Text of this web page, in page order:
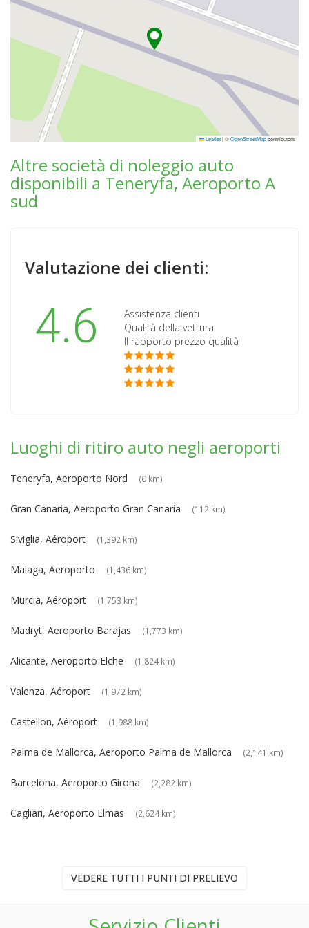
Leaflet|©OpenStreetMapcontributors
Altre società di noleggio auto
disponibili a Teneryfa, Aeroporto A
sud
Valutazione dei clienti:
4.6
Assistenza clienti
Qualità della vettura
Il rapporto prezzo qualità
Luoghi di ritiro auto negli aeroporti
Teneryfa, Aeroporto Nord (0 km)
Gran Canaria, Aeroporto Gran Canaria (112 km)
Siviglia, Aéroport (1,392 km)
Malaga, Aeroporto (1,436 km)
Murcia, Aéroport (1,753 km)
Madryt, Aeroporto Barajas (1,773 km)
Alicante, Aeroporto Elche (1,824 km)
Valenza, Aéroport (1,972 km)
Castellon, Aéroport (1,988 km)
Palma de Mallorca, Aeroporto Palma de Mallorca (2,141 km)
Barcelona, Aeroporto Girona (2,282 km)
Cagliari, Aeroporto Elmas (2,624 km)
VEDERE TUTTI I PUNTI DI PRELIEVO